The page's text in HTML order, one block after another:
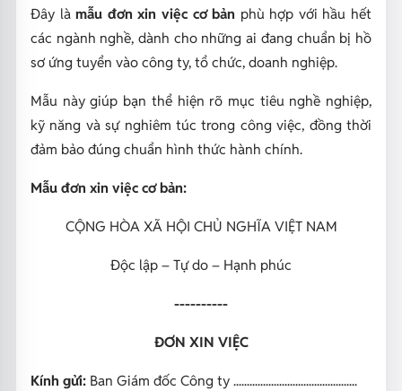
Đây làmẫu đơn xin việc cơ bản phù hợp với hầu hết
các ngành nghề, dành cho những ai đang chuẩn bị hồ
sơ ứng tuyển vào công ty, tổ chức, doanh nghiệp.
Mẫu này giúp bạn thể hiện rõ mục tiêu nghề nghiệp,
kỹ năng và sự nghiêm túc trong công việc, đồng thời
đảm bảo đúng chuẩn hình thức hành chính.
Mẫu đơn xin việc cơ bản:
CỘNG HÒA XÃ HỘI CHỦ NGHĨA VIỆT NAM
Độc lập – Tự do – Hạnh phúc
----------
ĐƠN XIN VIỆC
Kính gửi:Ban Giám đốc Công ty ..............................................